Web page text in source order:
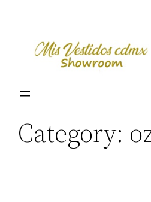
content
Category: